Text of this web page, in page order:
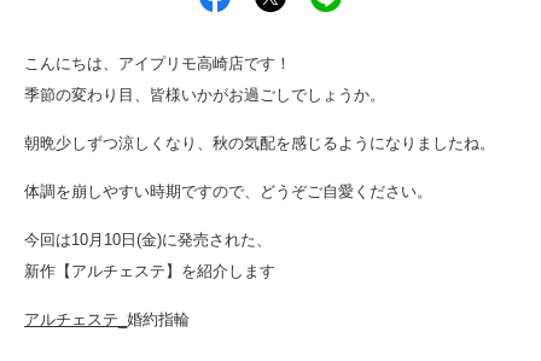
こんにちは、アイプリモ高崎店です！
季節の変わり目、皆様いかがお過ごしでしょうか。
朝晩少しずつ涼しくなり、秋の気配を感じるようになりましたね。
体調を崩しやすい時期ですので、どうぞご自愛ください。
今回は10月10日(金)に発売された、
新作【アルチェステ】を紹介します
アルチェステ_ 婚約指輪